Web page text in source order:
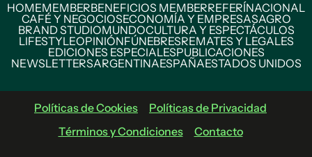
HOMEMEMBERBENEFICIOS MEMBERREFERÍNACIONAL
CAFÉ Y NEGOCIOSECONOMÍA Y EMPRESASAGRO
BRAND STUDIOMUNDOCULTURA Y ESPECTÁCULOS
LIFESTYLEOPINIÓNFÚNEBRESREMATES Y LEGALES
EDICIONES ESPECIALESPUBLICACIONES
NEWSLETTERSARGENTINAESPAÑAESTADOS UNIDOS
Políticas de Cookies
Políticas de Privacidad
Términos y Condiciones
Contacto